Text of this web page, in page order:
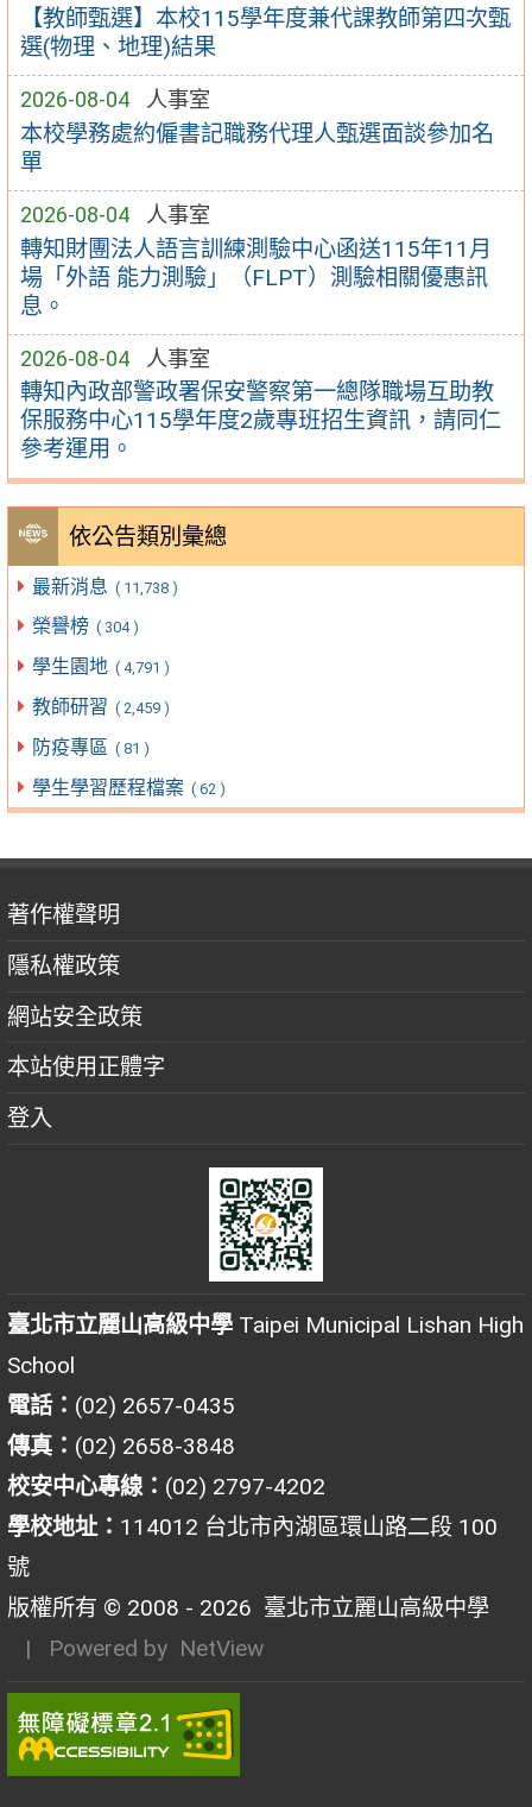
【教師甄選】本校115學年度兼代課教師第四次甄
選(物理、地理)結果
2026-08-04 人事室
本校學務處約僱書記職務代理人甄選面談參加名
單
2026-08-04 人事室
轉知財團法人語言訓練測驗中心函送115年11月
場「外語 能力測驗」（FLPT）測驗相關優惠訊
息。
2026-08-04 人事室
轉知內政部警政署保安警察第一總隊職場互助教
保服務中心115學年度2歲專班招生資訊，請同仁
參考運用。
依公告類別彙總
最新消息 ( 11,738 )
榮譽榜 ( 304 )
學生園地 ( 4,791 )
教師研習 ( 2,459 )
防疫專區 ( 81 )
學生學習歷程檔案 ( 62 )
著作權聲明
隱私權政策
網站安全政策
本站使用正體字
登入
臺北市立麗山高級中學 Taipei Municipal Lishan High
School
電話： (02) 2657-0435
傳真： (02) 2658-3848
校安中心專線： (02) 2797-4202
學校地址： 114012 台北市內湖區環山路二段 100
號
版權所有 © 2008 - 2026 臺北市立麗山高級中學
| Powered by NetView